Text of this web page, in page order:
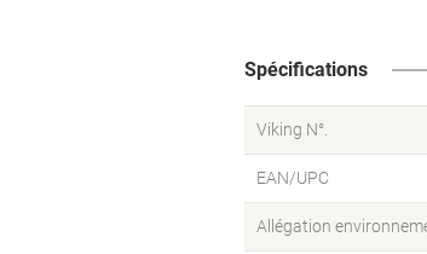
Spécifications
Viking N°.
EAN/UPC
Allégation